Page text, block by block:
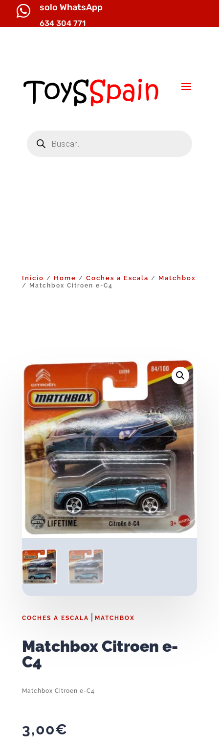
 solo WhatsApp
634 304 771
productos
Inicio / Home / Coches a Escala / Matchbox
/ Matchbox Citroen e-C4
COCHES A ESCALA MATCHBOX
Matchbox Citroen e-
C4
Matchbox Citroen e-C4
3,00€